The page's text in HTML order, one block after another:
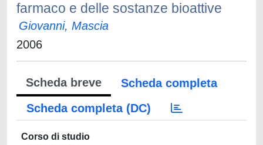
farmaco e delle sostanze bioattive
Giovanni, Mascia
2006
Scheda breve
Scheda completa
Scheda completa (DC)
Corso di studio